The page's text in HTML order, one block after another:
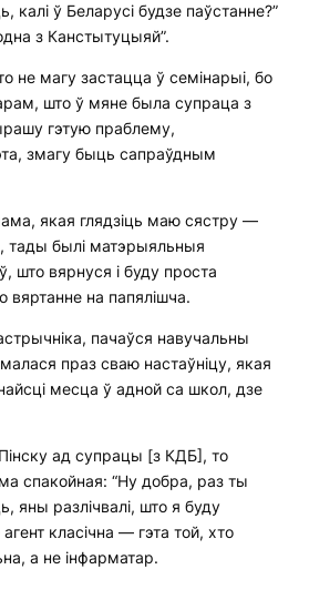
калі ў Беларусі будзе паўстанне?”
з Канстытуцыяй”.
не магу застацца ў семінарыі, бо
што ў мяне была супраца з
гэтую праблему,
змагу быць сапраўдным
якая глядзіць маю сястру —
тады былі матэрыяльныя
што вярнуся і буду проста
вяртанне на папялішча.
пачаўся навучальны
праз сваю настаўніцу, якая
месца ў адной са школ, дзе
ад супрацы [з КДБ], то
спакойная: “Ну добра, раз ты
яны разлічвалі, што я буду
класічна — гэта той, хто
а не інфарматар.